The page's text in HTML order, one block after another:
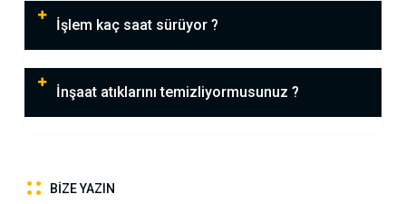
İşlem kaç saat sürüyor ?
İnşaat atıklarını temizliyormusunuz ?
BIZE YAZIN